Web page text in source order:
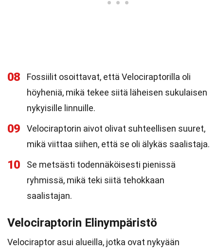
08
Fossiilit osoittavat, että Velociraptorilla oli
höyheniä, mikä tekee siitä läheisen sukulaisen
nykyisille linnuille.
09
Velociraptorin aivot olivat suhteellisen suuret,
mikä viittaa siihen, että se oli älykäs saalistaja.
10
Se metsästi todennäköisesti pienissä
ryhmissä, mikä teki siitä tehokkaan
saalistajan.
Velociraptorin Elinympäristö
Velociraptor asui alueilla, jotka ovat nykyään